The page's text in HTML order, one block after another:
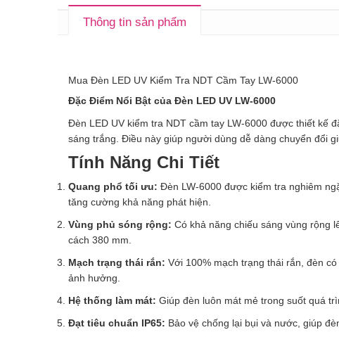
Thông tin sản phẩm
Mua Đèn LED UV Kiểm Tra NDT Cầm Tay LW-6000
Đặc Điểm Nổi Bật của Đèn LED UV LW-6000
Đèn LED UV kiểm tra NDT cầm tay LW-6000 được thiết kế
sáng trắng. Điều này giúp người dùng dễ dàng chuyển đổi
Tính Năng Chi Tiết
Quang phổ tối ưu: Đèn LW-6000 được kiểm tra nghiêm
tăng cường khả năng phát hiện.
Vùng phủ sóng rộng: Có khả năng chiếu sáng vùng rộng
cách 380 mm.
Mạch trạng thái rắn: Với 100% mạch trạng thái rắn, đèn
ảnh hưởng.
Hệ thống làm mát: Giúp đèn luôn mát mẻ trong suốt quá
Đạt tiêu chuẩn IP65: Bảo vệ chống lại bụi và nước, giúp